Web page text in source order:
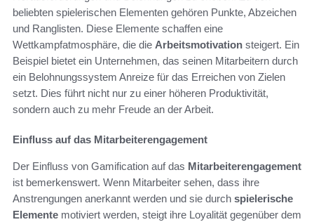
beliebten spielerischen Elementen gehören Punkte, Abzeichen
und Ranglisten. Diese Elemente schaffen eine
Wettkampfatmosphäre, die die Arbeitsmotivation steigert. Ein
Beispiel bietet ein Unternehmen, das seinen Mitarbeitern durch
ein Belohnungssystem Anreize für das Erreichen von Zielen
setzt. Dies führt nicht nur zu einer höheren Produktivität,
sondern auch zu mehr Freude an der Arbeit.
Einfluss auf das Mitarbeiterengagement
Der Einfluss von Gamification auf das Mitarbeiterengagement
ist bemerkenswert. Wenn Mitarbeiter sehen, dass ihre
Anstrengungen anerkannt werden und sie durch spielerische
Elemente motiviert werden, steigt ihre Loyalität gegenüber dem